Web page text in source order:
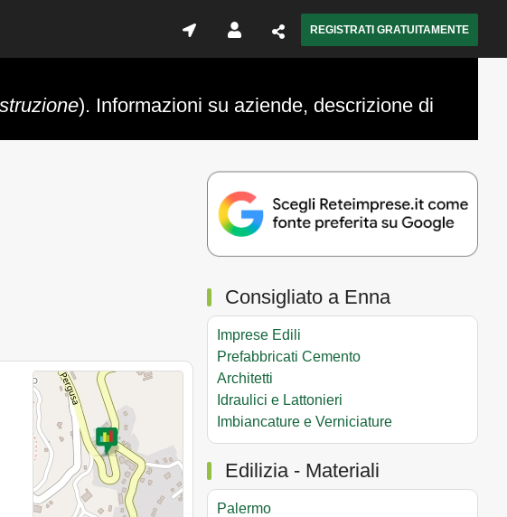
REGISTRATI GRATUITAMENTE
). Informazioni su aziende, descrizione di
Consigliato a Enna
Imprese Edili
Prefabbricati Cemento
Architetti
Idraulici e Lattonieri
Imbiancature e Verniciature
Edilizia - Materiali
Palermo